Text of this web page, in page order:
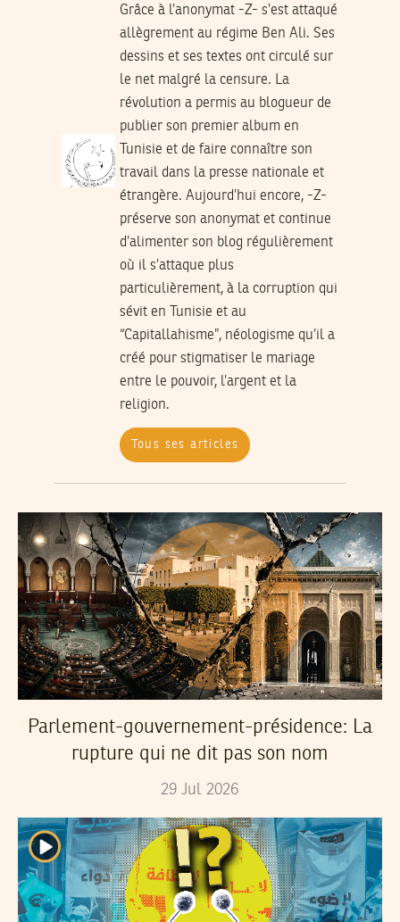
Grâce à l’anonymat -Z- s’est attaqué
allègrement au régime Ben Ali. Ses
dessins et ses textes ont circulé sur
le net malgré la censure. La
révolution a permis au blogueur de
publier son premier album en
Tunisie et de faire connaître son
travail dans la presse nationale et
étrangère. Aujourd’hui encore, -Z-
préserve son anonymat et continue
d’alimenter son blog régulièrement
où il s’attaque plus
particulièrement, à la corruption qui
sévit en Tunisie et au
“Capitallahisme”, néologisme qu’il a
créé pour stigmatiser le mariage
entre le pouvoir, l’argent et la
religion.
Tous ses articles
Parlement-gouvernement-présidence: La
rupture qui ne dit pas son nom
29 Jul 2026